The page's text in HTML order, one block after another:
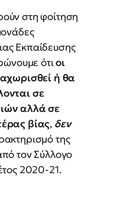
στη φοίτηση
Εκπαίδευσης
ότιοι
ή θα
σε
αλλά σε
βίας, δεν
της
τον Σύλλογο
2020-21.